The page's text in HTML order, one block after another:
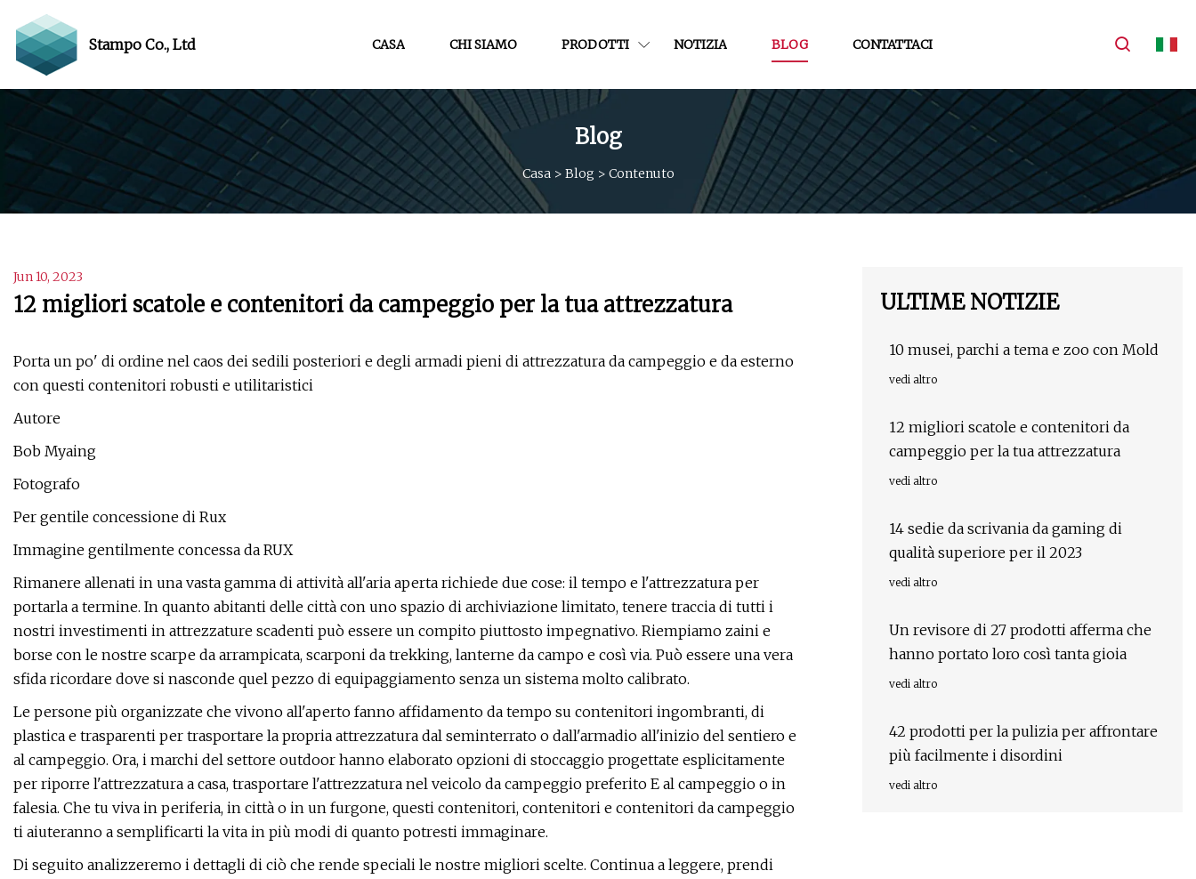
Stampo Co., Ltd CASA CHI SIAMO PRODOTTI NOTIZIA BLOG CONTATTACI
Blog
Casa > Blog > Contenuto
Jun 10, 2023
12 migliori scatole e contenitori da campeggio per la tua attrezzatura
Porta un po' di ordine nel caos dei sedili posteriori e degli armadi pieni di attrezzatura da campeggio e da esterno
con questi contenitori robusti e utilitaristici
Autore
Bob Myaing
Fotografo
Per gentile concessione di Rux
Immagine gentilmente concessa da RUX
Rimanere allenati in una vasta gamma di attività all'aria aperta richiede due cose: il tempo e l'attrezzatura per
portarla a termine. In quanto abitanti delle città con uno spazio di archiviazione limitato, tenere traccia di tutti i
nostri investimenti in attrezzature scadenti può essere un compito piuttosto impegnativo. Riempiamo zaini e
borse con le nostre scarpe da arrampicata, scarponi da trekking, lanterne da campo e così via. Può essere una vera
sfida ricordare dove si nasconde quel pezzo di equipaggiamento senza un sistema molto calibrato.
Le persone più organizzate che vivono all'aperto fanno affidamento da tempo su contenitori ingombranti, di
plastica e trasparenti per trasportare la propria attrezzatura dal seminterrato o dall'armadio all'inizio del sentiero e
al campeggio. Ora, i marchi del settore outdoor hanno elaborato opzioni di stoccaggio progettate esplicitamente
per riporre l'attrezzatura a casa, trasportare l'attrezzatura nel veicolo da campeggio preferito E al campeggio o in
falesia. Che tu viva in periferia, in città o in un furgone, questi contenitori, contenitori e contenitori da campeggio
ti aiuteranno a semplificarti la vita in più modi di quanto potresti immaginare.
Di seguito analizzeremo i dettagli di ciò che rende speciali le nostre migliori scelte. Continua a leggere, prendi
ULTIME NOTIZIE
10 musei, parchi a tema e zoo con Mold
vedi altro
12 migliori scatole e contenitori da
campeggio per la tua attrezzatura
vedi altro
14 sedie da scrivania da gaming di
qualità superiore per il 2023
vedi altro
Un revisore di 27 prodotti afferma che
hanno portato loro così tanta gioia
vedi altro
42 prodotti per la pulizia per affrontare
più facilmente i disordini
vedi altro